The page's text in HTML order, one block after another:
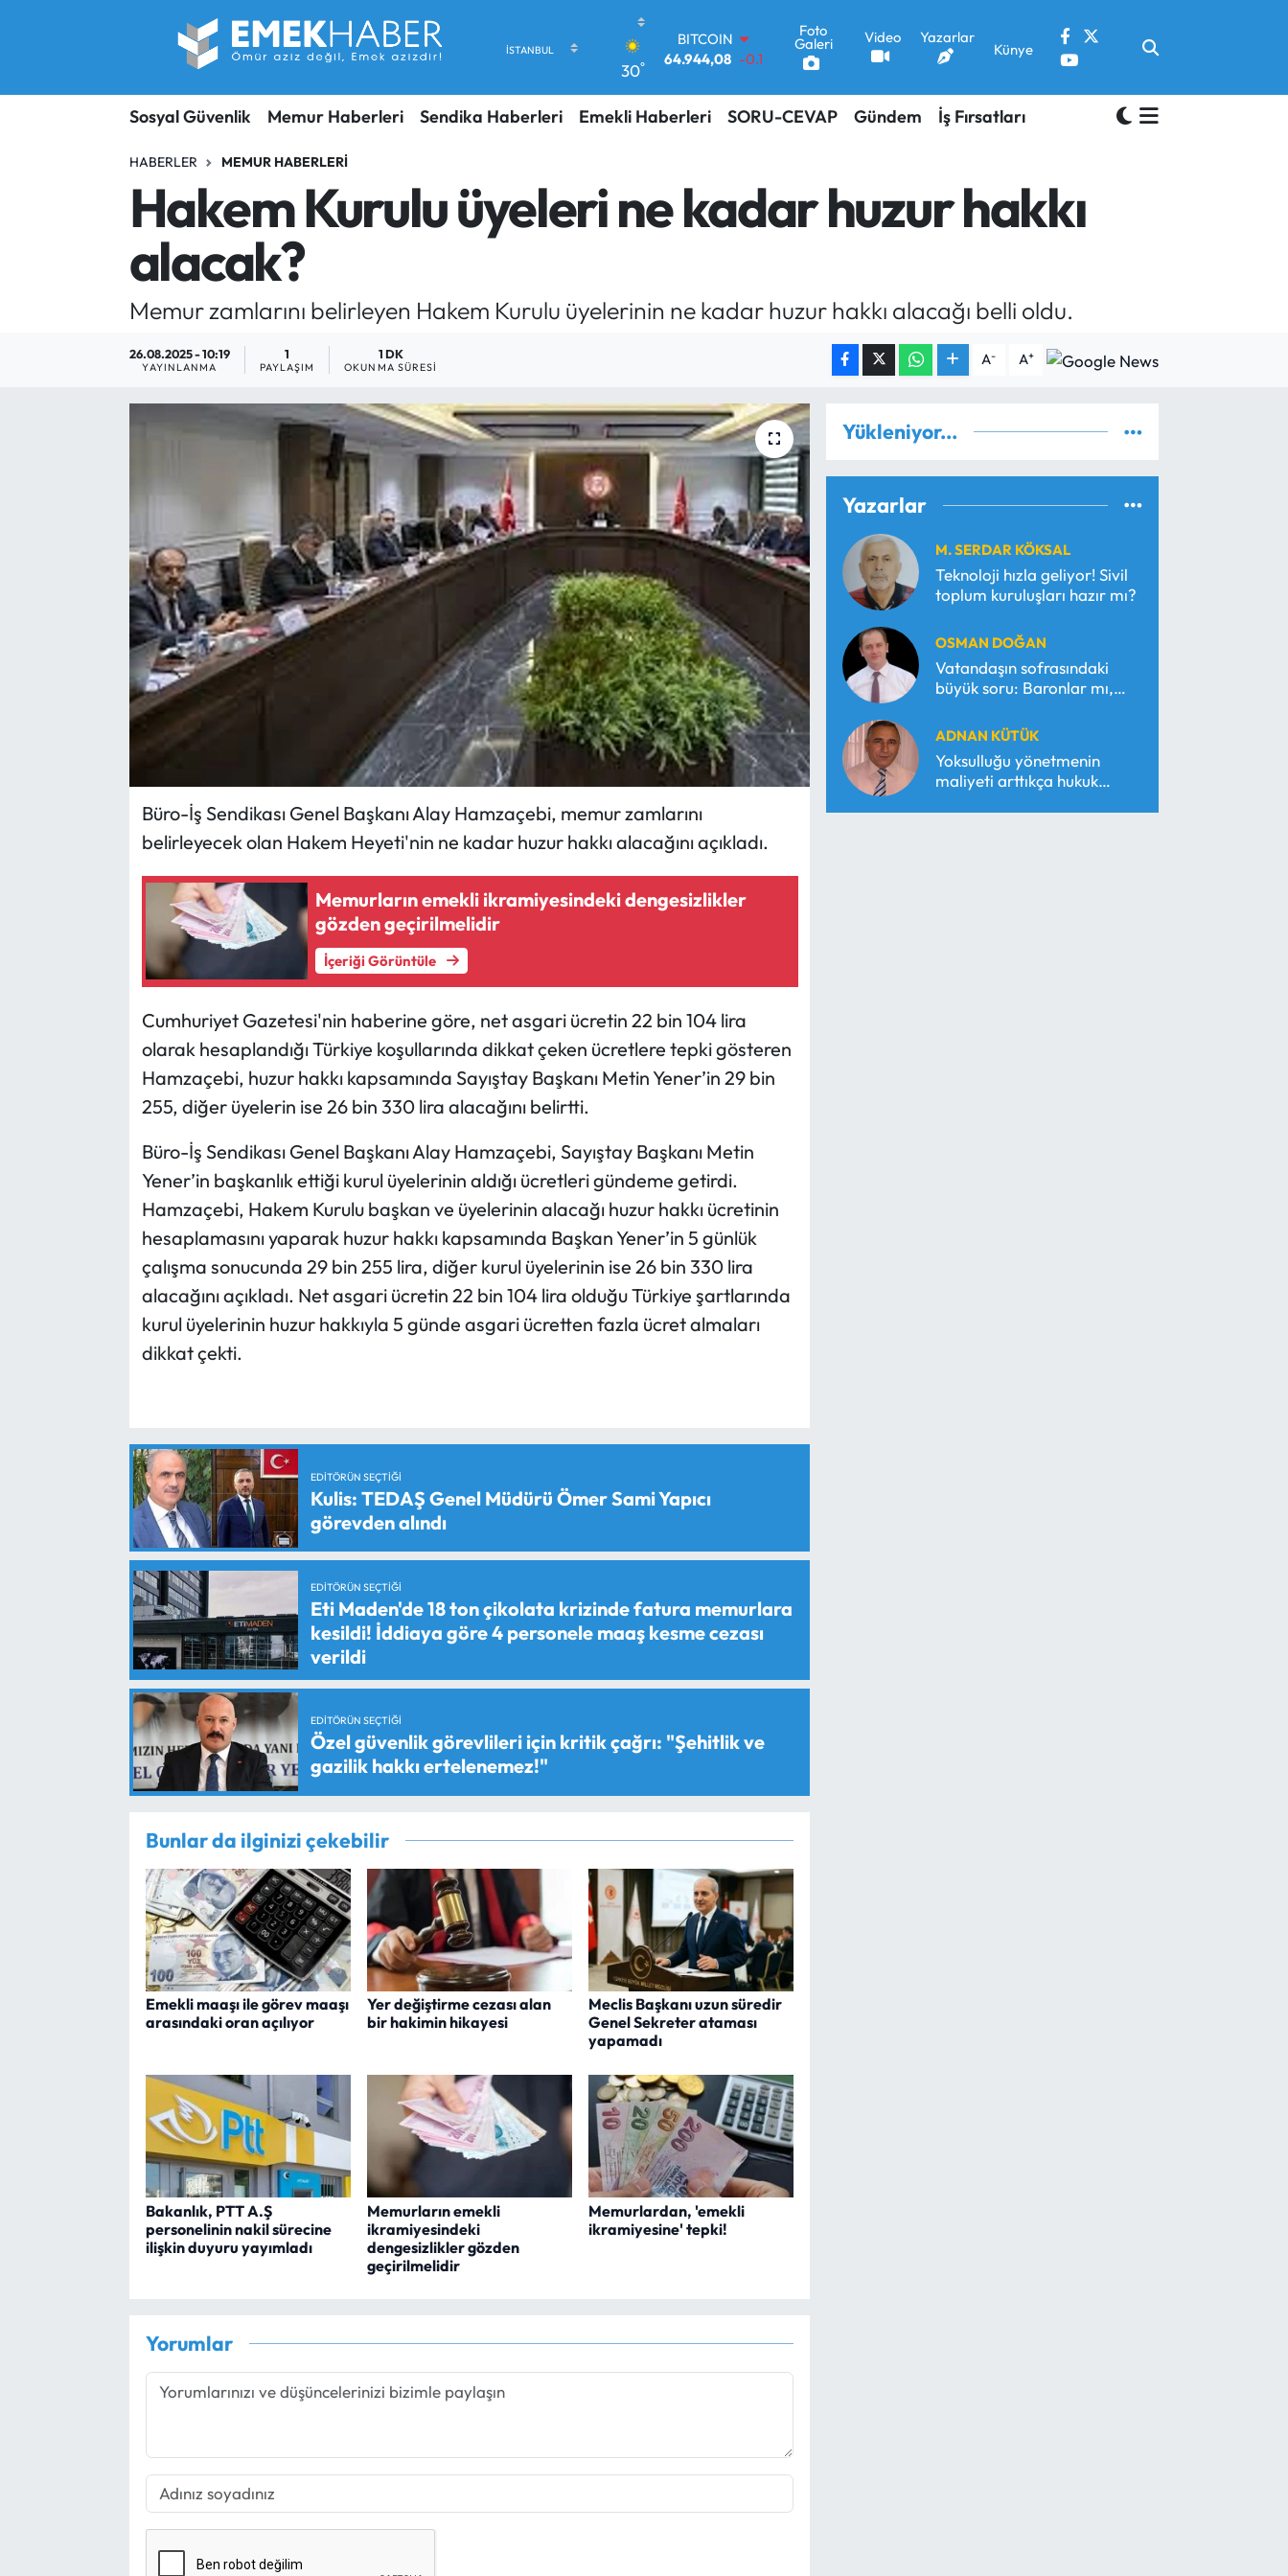
30°
DOLAR
47,7436 0.18
55,2510 0.32
STERLİN
BİST100
13.779 -14
Foto
Galeri Video Yazarlar
Künye
Sosyal Güvenlik Memur Haberleri Sendika Haberleri Emekli Haberleri SORU-CEVAP Gündem İş Fırsatları
HABERLER MEMUR HABERLERI
Hakem Kurulu üyeleri ne kadar huzur hakkı
alacak?
Memur zamlarını belirleyen Hakem Kurulu üyelerinin ne kadar huzur hakkı alacağı belli oldu.
26.08.2025 - 10:19
YAYINLANMA
1
PAYLAŞIM
1 DK
OKUNMA SÜRESI A- A+
Büro-İş Sendikası Genel Başkanı Alay Hamzaçebi, memur zamlarını
belirleyecek olan Hakem Heyeti'nin ne kadar huzur hakkı alacağını açıkladı.
Memurların emekli ikramiyesindeki dengesizlikler
gözden geçirilmelidir
İçeriği Görüntüle
Cumhuriyet Gazetesi'nin haberine göre, net asgari ücretin 22 bin 104 lira
olarak hesaplandığı Türkiye koşullarında dikkat çeken ücretlere tepki gösteren
Hamzaçebi, huzur hakkı kapsamında Sayıştay Başkanı Metin Yener’in 29 bin
255, diğer üyelerin ise 26 bin 330 lira alacağını belirtti.
Büro-İş Sendikası Genel Başkanı Alay Hamzaçebi, Sayıştay Başkanı Metin
Yener’in başkanlık ettiği kurul üyelerinin aldığı ücretleri gündeme getirdi.
Hamzaçebi, Hakem Kurulu başkan ve üyelerinin alacağı huzur hakkı ücretinin
hesaplamasını yaparak huzur hakkı kapsamında Başkan Yener’in 5 günlük
çalışma sonucunda 29 bin 255 lira, diğer kurul üyelerinin ise 26 bin 330 lira
alacağını açıkladı. Net asgari ücretin 22 bin 104 lira olduğu Türkiye şartlarında
kurul üyelerinin huzur hakkıyla 5 günde asgari ücretten fazla ücret almaları
dikkat çekti.
EDITÖRÜN SEÇTIĞI
Kulis: TEDAŞ Genel Müdürü Ömer Sami Yapıcı
görevden alındı
EDITÖRÜN SEÇTIĞI
Eti Maden'de 18 ton çikolata krizinde fatura memurlara
kesildi! İddiaya göre 4 personele maaş kesme cezası
verildi
EDITÖRÜN SEÇTIĞI
Özel güvenlik görevlileri için kritik çağrı: "Şehitlik ve
gazilik hakkı ertelenemez!"
Bunlar da ilginizi çekebilir
Emekli maaşı ile görev maaşı
arasındaki oran açılıyor
Yer değiştirme cezası alan
bir hakimin hikayesi
Meclis Başkanı uzun süredir
Genel Sekreter ataması
yapamadı
Bakanlık, PTT A.Ş
personelinin nakil sürecine
ilişkin duyuru yayımladı
Memurların emekli
ikramiyesindeki
dengesizlikler gözden
geçirilmelidir
Memurlardan, 'emekli
ikramiyesine' tepki!
Yorumlar
Yükleniyor...
Yazarlar
M. SERDAR KÖKSAL
Teknoloji hızla geliyor! Sivil
toplum kuruluşları hazır mı?
OSMAN DOĞAN
Vatandaşın sofrasındaki
büyük soru: Baronlar mı,
ADNAN KÜTÜK
Yoksulluğu yönetmenin
maliyeti arttıkça hukuk
SORU-CEVAP
Araştırma-Rapor
Trafik Durumu
Süper Lig Puan Durumu ve Fikstür
Son Dakika Haberleri
Haber Arşivi